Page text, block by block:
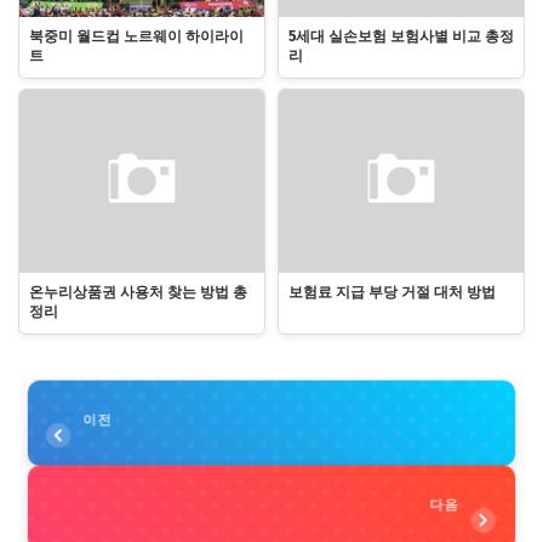
북중미 월드컵 노르웨이 하이라이
트
5세대 실손보험 보험사별 비교 총정
리
온누리상품권 사용처 찾는 방법 총
정리
보험료 지급 부당 거절 대처 방법
이전
다음